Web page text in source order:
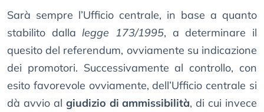
Sarà sempre l’Ufficio centrale, in base a quanto
stabilito dallalegge 173/1995, a determinare il
quesito del referendum, ovviamente su indicazione
dei promotori. Successivamente al controllo, con
esito favorevole ovviamente, dell’Ufficio centrale si
dà avvio al giudizio di ammissibilità, di cui invece